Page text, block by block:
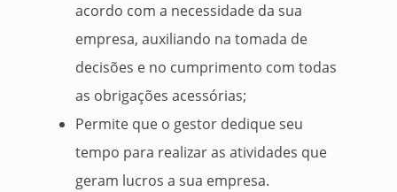
acordo com a necessidade da sua
empresa, auxiliando na tomada de
decisões e no cumprimento com todas
as obrigações acessórias;
Permite que o gestor dedique seu
tempo para realizar as atividades que
geram lucros a sua empresa.